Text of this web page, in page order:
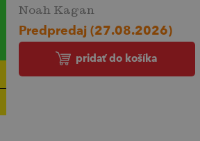
Noah Kagan
Predpredaj (27.08.2026)
pridať do košíka